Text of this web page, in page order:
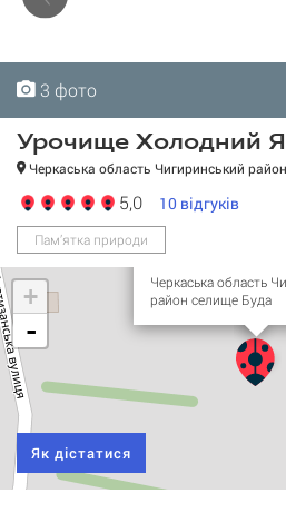
3 фото
3 фото
3 фото
Урочище Холодний
Черкаська область Чигиринський
5,0 10 відгуків
Пам’ятка природи
Урочище
Черкаська область
район селище Буда
+
-
Як дістатися